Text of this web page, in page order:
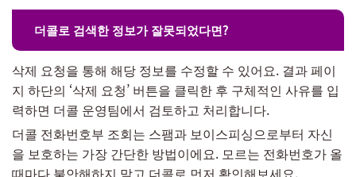
더콜로 검색한 정보가 잘못되었다면?
삭제 요청을 통해 해당 정보를 수정할 수 있어요. 결과 페이
지 하단의 ‘삭제 요청’ 버튼을 클릭한 후 구체적인 사유를 입
력하면 더콜 운영팀에서 검토하고 처리합니다.
더콜 전화번호부 조회는 스팸과 보이스피싱으로부터 자신
을 보호하는 가장 간단한 방법이에요. 모르는 전화번호가 올
때마다 불안해하지 말고 더콜로 먼저 확인해보세요.